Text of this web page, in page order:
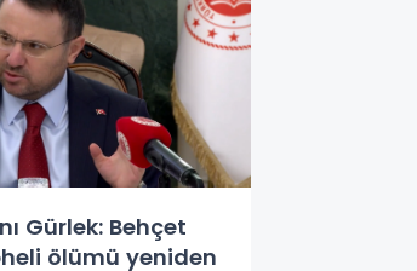
Gürlek: Behçet
ölümü yeniden